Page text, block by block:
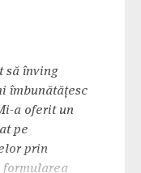
să înving
îmbunătățesc
a oferit un
pe
prin
formularea